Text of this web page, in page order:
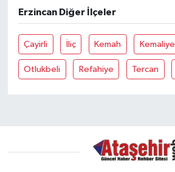
Erzincan Diğer İlçeler
Çayirli İliç Kemah Kemaliye
Otlukbeli Refahiye Tercan